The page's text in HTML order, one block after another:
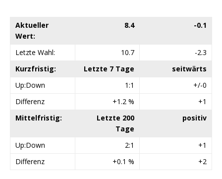
Aktueller
Wert:
8.4 -0.1
Letzte Wahl: 10.7
-2.3
Kurzfristig:
Letzte 7 Tage
seitwärts
Up:Down
1:1
+/-0
Differenz
+1.2 %
+1
Mittelfristig:
Letzte 200
Tage
positiv
Up:Down 2:1
+1
Differenz
+0.1 % +2